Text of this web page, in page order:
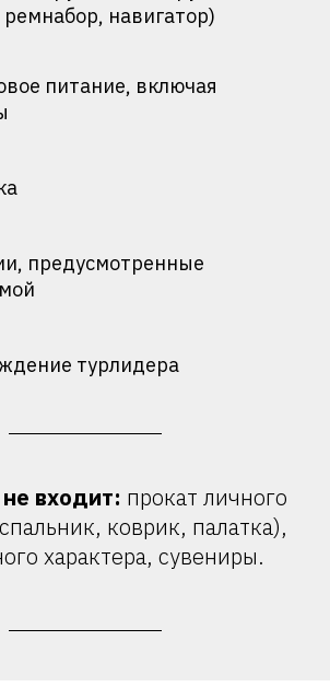
ремнабор, навигатор)
питание, включая
предусмотренные
турлидера
входит: прокат личного
коврик, палатка),
характера, сувениры.